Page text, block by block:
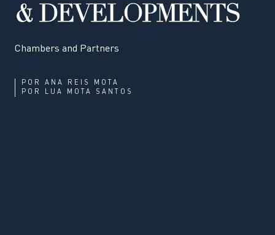
& DEVELOPMENTS
Chambers and Partners
POR ANA REIS MOTA
POR
LUA MOTA SANTOS